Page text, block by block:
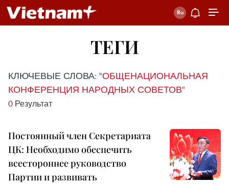
ТЕГИ
КЛЮЧЕВЫЕ СЛОВА: "ОБЩЕНАЦИОНАЛЬНАЯ
КОНФЕРЕНЦИЯ НАРОДНЫХ СОВЕТОВ"
0 Результат
Постоянный член Секретариата
ЦК: Необходимо обеспечить
всестороннее руководство
Партии и развивать